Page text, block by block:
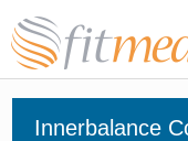
Innerbalance